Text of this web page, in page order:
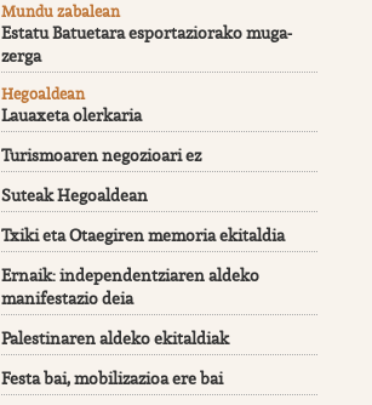
Mundu zabalean
Estatu Batuetara esportaziorako muga-
zerga
Hegoaldean
Lauaxeta olerkaria
Turismoaren negozioari ez
Suteak Hegoaldean
Txiki eta Otaegiren memoria ekitaldia
Ernaik: independentziaren aldeko
manifestazio deia
Palestinaren aldeko ekitaldiak
Festa bai, mobilizazioa ere bai